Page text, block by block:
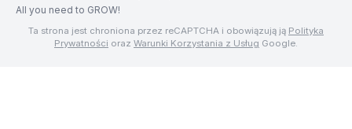
All you need to GROW!
Ta strona jest chroniona przez reCAPTCHA i obowiązują ją Polityka
Prywatności oraz Warunki Korzystania z Usług Google.